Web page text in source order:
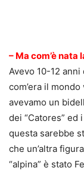
– Ma com’è nata
Avevo 10-12
com’era il
avevamo un
dei “Catores” ed
questa sarebbe
che un’altra
“alpina” è stato